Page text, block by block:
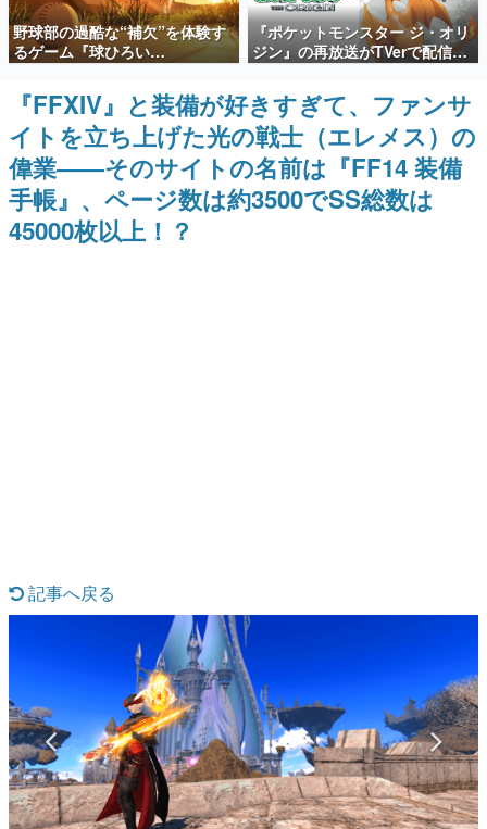
殿堂入り記事
SNS拡散数が数千以上！ ページビュー数万以上！ などな
ど。多くの人々に読まれた、電ファミ渾身の“殿堂入り”記
事をまとめました。
ゲームの企画書
名作ゲームクリエイターの方々に製作時のエピソードをお
聞きし、ヒットする企画（ゲーム）とは何か？を探ってい
きます。
この物語を解いてはいけない。『赫本』は、〈試験問題〉
の形をした短編ホラー小説集です。
なんでゲームは面白い？
ゲーム開発者・hamatsu氏がゲームの魅力を画面や操作の
具体的な形から解き明かしていく、硬派で骨太な評論連載
です。
ゲームが変えた日本語
「経験値」「裏技」「ラスボス」… ゲームにまつわる言葉
の起源や用法の変遷を、コンピューター文化史研究家・タ
イニーP氏が徹底調査。
カテゴリ
野球部の過酷な“補欠”を体験す
るゲーム『球ひろい
Simulator』が「1件」のウィッ
シュリストをもとにチェコ語に
対応しSNSで話題に。『キング
ダム・カム』開発元やチェコの
プロ野球選手から称賛の声
『ポケットモンスター ジ・オリ
ジン』の再放送がTVerで配信
中！レッド（CV：竹内順子）が
主人公のオリジナルアニメ
『FFXIV』と装備が好きすぎて、ファンサ
イトを立ち上げた光の戦士（エレメス）の
偉業――そのサイトの名前は『FF14 装備
手帳』、ページ数は約3500でSS総数は
45000枚以上！？
記事へ戻る